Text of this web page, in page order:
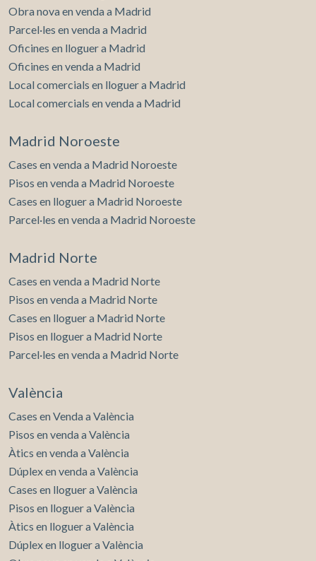
Obra nova en venda a Madrid
Parcel·les en venda a Madrid
Oficines en lloguer a Madrid
Oficines en venda a Madrid
Local comercials en lloguer a Madrid
Local comercials en venda a Madrid
Madrid Noroeste
Cases en venda a Madrid Noroeste
Pisos en venda a Madrid Noroeste
Cases en lloguer a Madrid Noroeste
Parcel·les en venda a Madrid Noroeste
Madrid Norte
Cases en venda a Madrid Norte
Pisos en venda a Madrid Norte
Cases en lloguer a Madrid Norte
Pisos en lloguer a Madrid Norte
Parcel·les en venda a Madrid Norte
València
Cases en Venda a València
Pisos en venda a València
Àtics en venda a València
Dúplex en venda a València
Cases en lloguer a València
Pisos en lloguer a València
Àtics en lloguer a València
Dúplex en lloguer a València